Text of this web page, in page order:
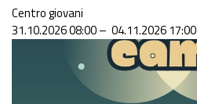
Centro giovani
31.10.2026 08:00 – 04.11.2026 17:00